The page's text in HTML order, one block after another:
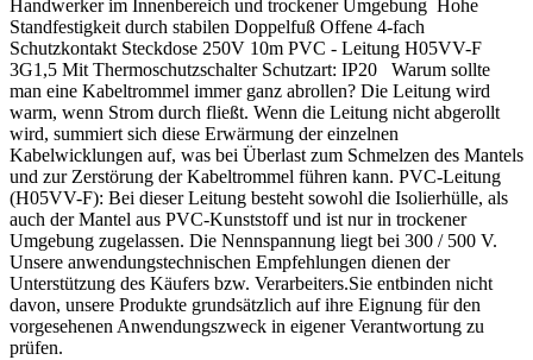
Handwerker im Innenbereich und trockener Umgebung Hohe
Standfestigkeit durch stabilen Doppelfuß Offene 4-fach
Schutzkontakt Steckdose 250V 10m PVC - Leitung H05VV-F
3G1,5 Mit Thermoschutzschalter Schutzart: IP20 Warum sollte
man eine Kabeltrommel immer ganz abrollen? Die Leitung wird
warm, wenn Strom durch fließt. Wenn die Leitung nicht abgerollt
wird, summiert sich diese Erwärmung der einzelnen
Kabelwicklungen auf, was bei Überlast zum Schmelzen des Mantels
und zur Zerstörung der Kabeltrommel führen kann. PVC-Leitung
(H05VV-F): Bei dieser Leitung besteht sowohl die Isolierhülle, als
auch der Mantel aus PVC-Kunststoff und ist nur in trockener
Umgebung zugelassen. Die Nennspannung liegt bei 300 / 500 V.
Unsere anwendungstechnischen Empfehlungen dienen der
Unterstützung des Käufers bzw. Verarbeiters.Sie entbinden nicht
davon, unsere Produkte grundsätzlich auf ihre Eignung für den
vorgesehenen Anwendungszweck in eigener Verantwortung zu
prüfen.